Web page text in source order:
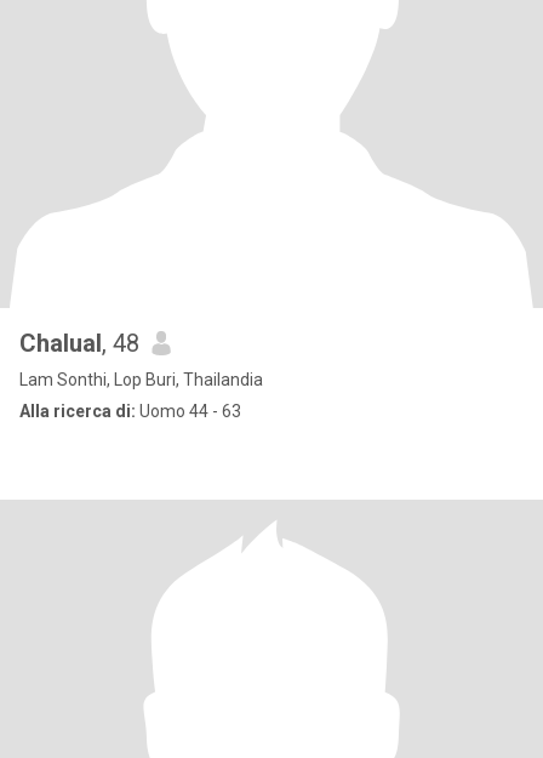
Chalual, 48
Lam Sonthi, Lop Buri, Thailandia
Alla ricerca di: Uomo 44 - 63